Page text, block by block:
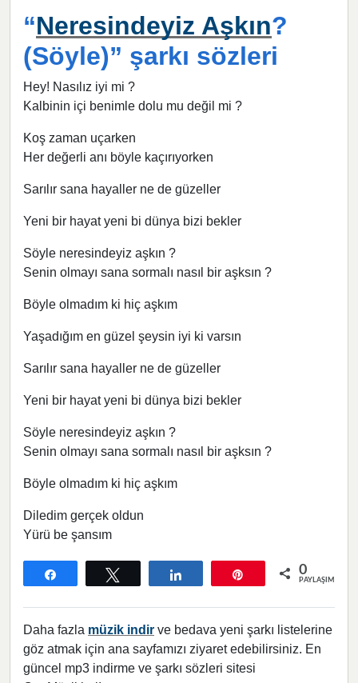
“Neresindeyiz Aşkın?
(Söyle)” şarkı sözleri
Hey! Nasılız iyi mi ?
Kalbinin içi benimle dolu mu değil mi ?
Koş zaman uçarken
Her değerli anı böyle kaçırıyorken
Sarılır sana hayaller ne de güzeller
Yeni bir hayat yeni bi dünya bizi bekler
Söyle neresindeyiz aşkın ?
Senin olmayı sana sormalı nasıl bir aşksın ?
Böyle olmadım ki hiç aşkım
Yaşadığım en güzel şeysin iyi ki varsın
Sarılır sana hayaller ne de güzeller
Yeni bir hayat yeni bi dünya bizi bekler
Söyle neresindeyiz aşkın ?
Senin olmayı sana sormalı nasıl bir aşksın ?
Böyle olmadım ki hiç aşkım
Diledim gerçek oldun
Yürü be şansım
0
PAYLAŞIMLAR
Daha fazla müzik indir ve bedava yeni şarkı listelerine
göz atmak için ana sayfamızı ziyaret edebilirsiniz. En
güncel mp3 indirme ve şarkı sözleri sitesi